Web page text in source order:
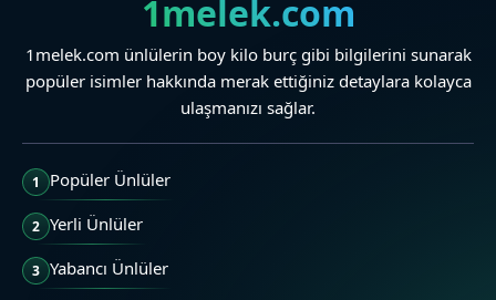
1melek.com
1melek.com ünlülerin boy kilo burç gibi bilgilerini sunarak
popüler isimler hakkında merak ettiğiniz detaylara kolayca
ulaşmanızı sağlar.
1 Popüler Ünlüler
2 Yerli Ünlüler
3 Yabancı Ünlüler